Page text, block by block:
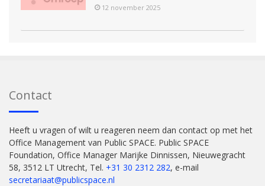
12 november 2025
Contact
Heeft u vragen of wilt u reageren neem dan contact op met het
Office Management van Public SPACE. Public SPACE
Foundation, Office Manager Marijke Dinnissen, Nieuwegracht
58, 3512 LT Utrecht, Tel. +31 30 2312 282, e-mail
secretariaat@publicspace.nl